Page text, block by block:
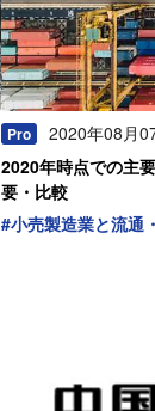
Pro
2020年08月
2020年時点での主
要・比較
#小売製造業と流通